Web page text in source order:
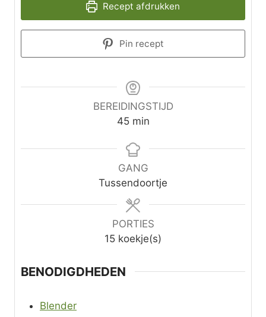
Recept afdrukken
Pin recept
BEREIDINGSTIJD
45m
n
u
t
n
min
GANG
Tussendoortje
PORTIES
15 koekje(s)
BENODIGDHEDEN
Blender